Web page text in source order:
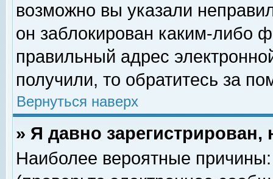
возможно вы указали
он заблокирован каким-либо
правильный адрес
получили, то обратитесь за
Вернуться наверх
» Я давно
Наиболее вероятные